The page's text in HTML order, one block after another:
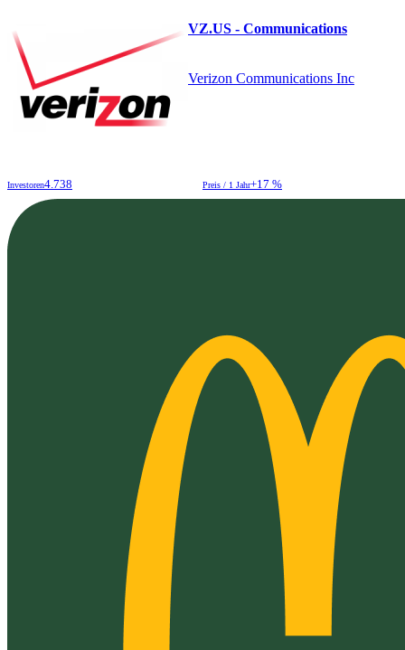
VZ.US - Communications
Verizon Communications Inc
Investoren4.738 Preis / 1 Jahr+17 %